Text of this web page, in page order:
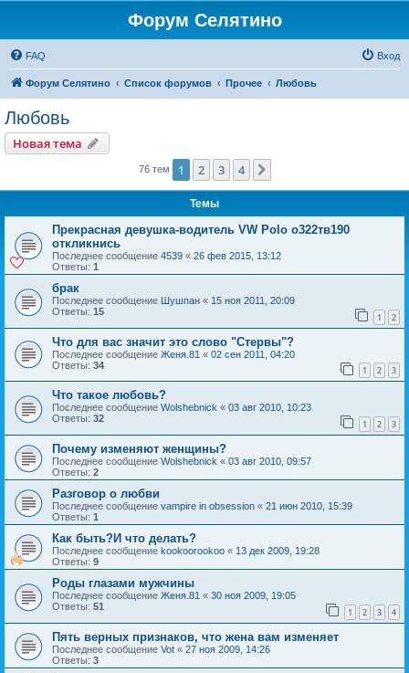
Форум Селятино
FAQ Вход
Форум Селятино Список форумов Прочее Любовь
Любовь
Новая тема
76 тем 1 2 3 4
Темы
Прекрасная девушка-водитель VW Polo о322тв190
откликнись
Последнее сообщение 4539 « 26 фев 2015, 13:12
Ответы: 1
брак
Последнее сообщение Шушпан « 15 ноя 2011, 20:09
Ответы: 15 1 2
Что для вас значит это слово "Стервы"?
Последнее сообщение Женя.81 « 02 сен 2011, 04:20
Ответы: 34 1 2 3
Что такое любовь?
Последнее сообщение Wolshebnick « 03 авг 2010, 10:23
Ответы: 32 1 2 3
Почему изменяют женщины?
Последнее сообщение Wolshebnick « 03 авг 2010, 09:57
Ответы: 2
Разговор о любви
Последнее сообщение vampire in obsession « 21 июн 2010, 15:39
Ответы: 1
Как быть?И что делать?
Последнее сообщение kookoorookoo « 13 дек 2009, 19:28
Ответы: 9
Роды глазами мужчины
Последнее сообщение Женя.81 « 30 ноя 2009, 19:05
Ответы: 51 1 2 3 4
Пять верных признаков, что жена вам изменяет
Последнее сообщение Vot « 27 ноя 2009, 14:26
Ответы: 3